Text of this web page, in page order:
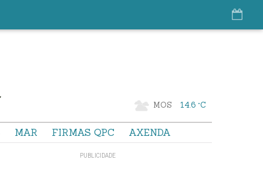
MOS 14.6 °C
MAR FIRMAS QPC AXENDA